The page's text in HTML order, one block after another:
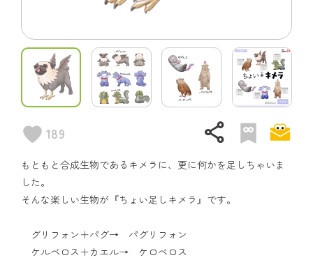
189 share
もともと合成生物であるキメラに、更に何かを足しちゃいま
した。
そんな楽しい生物が『ちょい足しキメラ』です。
グリフォン＋パグ→ パグリフォン
ケルベロス＋カエル→ ケロべロス